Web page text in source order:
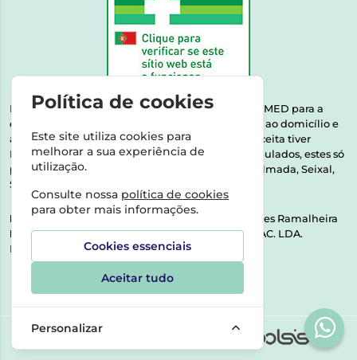
Esta farmácia encontra-se autorizada pelo INFARMED para a
dispensa de medicamentos e produtos de saúde ao domicílio e
através da internet. Medicamentos | Se na sua receita tiver
MSRM, MNSRM, MSRMV ou Medicamentos Manipulados, estes só
podem ser entregues nos seguintes concelhos: Almada, Seixal,
Sesimbra, Oeiras e Lisboa.
Direção Técnica:
Dra. Raquel Alexandra Fernandes Ramalheira
NIPC:513064133 | ASPAS E NÚMEROS SOC. FARMAC. LDA.
Rua dos Castanheiros 5 AB Feijó2810-036 Almada
Política de cookies
Este site utiliza cookies para
melhorar a sua experiência de
utilização.
Consulte nossa política de cookies
para obter mais informações.
Cookies essenciais
Aceitar tudo
Personalizar